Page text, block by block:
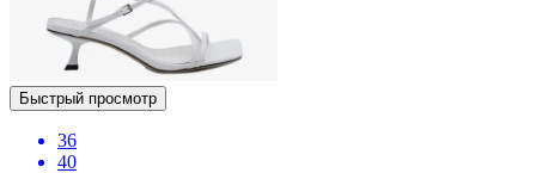
Быстрый просмотр
36
40